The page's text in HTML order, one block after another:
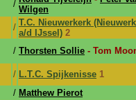
/
Wilgen
/ T.C. Nieuwerkerk
a/d IJssel) 2
/ Thorsten Sollie - Tom
/ L.T.C. Spijkenisse 1
/ Matthew Pierot